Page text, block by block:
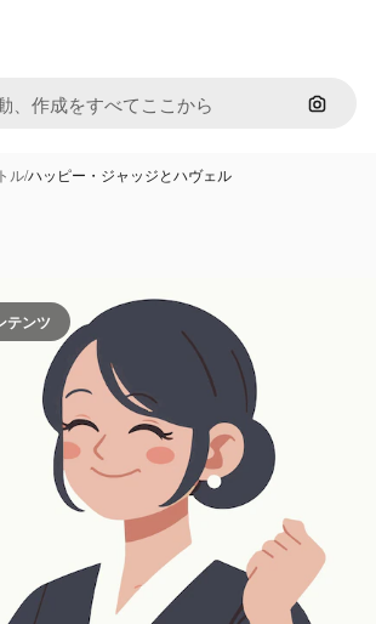
画像で
ル/ハッピー・ジャッジとハヴェル
テンツ